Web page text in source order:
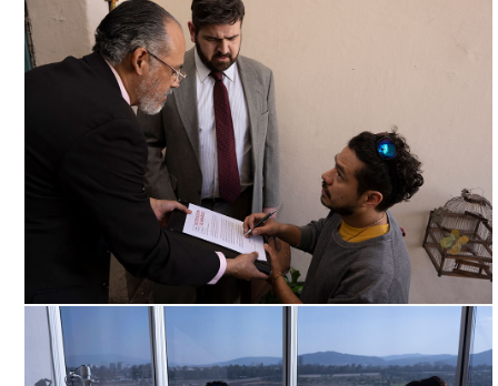
NADA QUE VER, ARCHIVO DDCM
NADA QUE VER, ARCHIVO DDCM